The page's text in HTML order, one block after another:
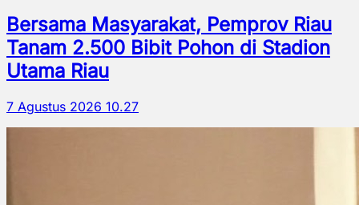
Bersama Masyarakat, Pemprov Riau
Tanam 2.500 Bibit Pohon di Stadion
Utama Riau
7 Agustus 2026 10.27